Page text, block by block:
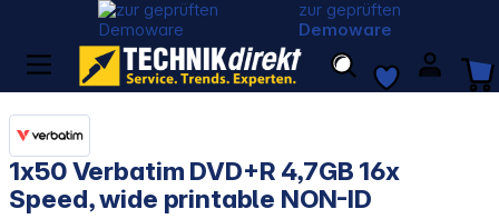
zur geprüften
Demoware
1x50 Verbatim DVD+R 4,7GB 16x
Speed, wide printable NON-ID